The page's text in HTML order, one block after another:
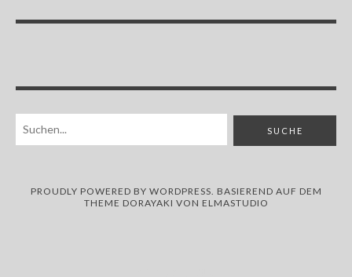
PROUDLY POWERED BY WORDPRESS. BASIEREND AUF DEM
THEME DORAYAKI VON ELMASTUDIO